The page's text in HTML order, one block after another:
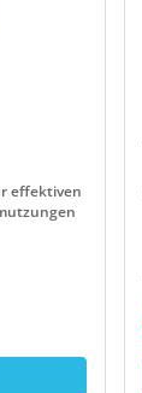
effektiven